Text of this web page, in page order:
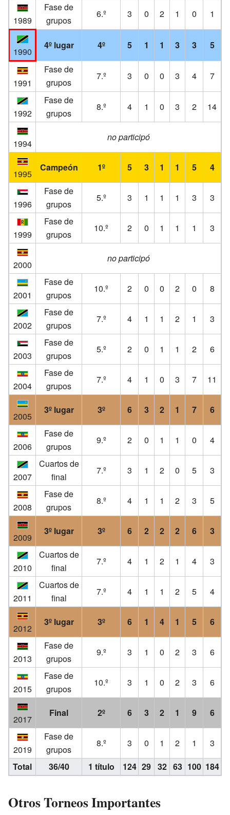
1989
Fase de
grupos
6.º 3 0 2 1 0 1
1990
4º lugar 4º 5 1 1 3 3 5
1991
Fase de
grupos
7.º 3 0 0 3 4 7
1992
Fase de
grupos
8.º 4 1 0 3 2 14
1994
no participó
1995
Campeón 1º 5 3 1 1 5 4
1996
Fase de
grupos
5.º 3 1 1 1 3 3
1999
Fase de
grupos
10.º 2 0 1 1 1 3
2000
no participó
2001
Fase de
grupos
10.º 2 0 0 2 0 8
2002
Fase de
grupos
7.º 4 1 1 2 1 3
2003
Fase de
grupos
5.º 2 0 1 1 2 6
2004
Fase de
grupos
7.º 4 1 0 3 7 11
2005
3º lugar 3º 6 3 2 1 7 6
2006
Fase de
grupos
9.º 2 0 1 1 0 4
2007
Cuartos de
final
7.º 3 1 2 0 5 3
2008
Fase de
grupos
8.º 4 1 1 2 3 5
2009
3º lugar 3º 6 2 2 2 6 3
2010
Cuartos de
final
7.º 4 1 2 1 4 3
2011
Cuartos de
final
7.º 4 1 1 2 5 4
2012
3º lugar 3º 6 1 4 1 5 6
2013
Fase de
grupos
9.º 3 1 0 2 3 6
2015
Fase de
grupos
10.º 3 1 0 2 3 6
2017
Final 2º 6 3 2 1 9 6
2019
Fase de
grupos
8.º 3 0 1 2 1
3
Total
36/40 1 título 124 29 32 63 100 184
Otros Torneos Importantes